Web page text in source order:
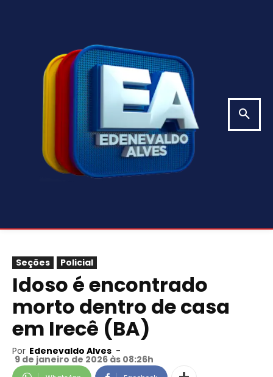
Seções Policial
Idoso é encontrado
morto dentro de casa
em Irecê (BA)
Por Edenevaldo Alves -
9 de janeiro de 2026 às 08:26h